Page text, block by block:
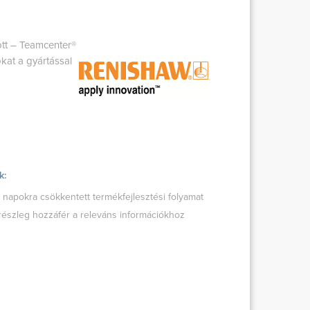
– Teamcenter®
a gyártással
csökkentett termékfejlesztési folyamat
hozzáfér a releváns információkhoz